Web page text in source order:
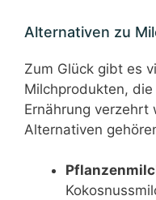
Alternativen zu
Zum Glück gibt es
Milchprodukten,
Ernährung verzehrt
Alternativen